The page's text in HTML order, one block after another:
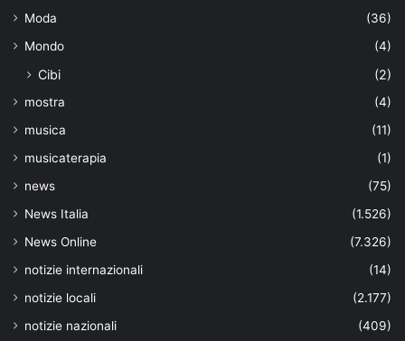
Moda
(36)
Mondo
(4)
Cibi (2)
mostra
(4)
musica
(11)
musicaterapia
(1)
news
(75)
News Italia
(1.526)
News Online
(7.326)
notizie internazionali
(14)
notizie locali
(2.177)
notizie nazionali
(409)